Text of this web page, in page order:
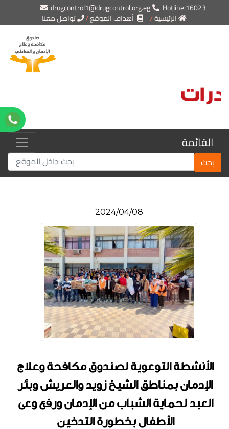
drugcontrol1@drugcontrol.org.eg
Hotline:16023
الرئيسية
أهداف الموقع تواصل معنا
القائمة
بحث
2024/04/08
الأنشطة التوعوية لصندوق مكافحة وعلاج
الإدمان بمناطق الشيخ زويد والعريش وبئر
العبد لحماية الشباب من الإدمان ورفع وعى
الأطفال بخطورة التدخين